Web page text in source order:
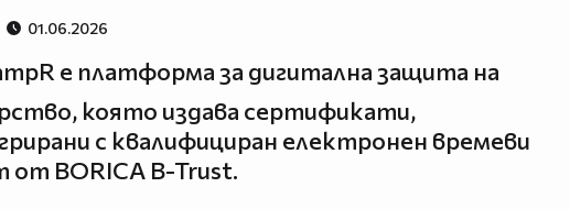
01.06.2026
е платформа за дигитална защита на
която издава сертификати,
с квалифициран електронен времеви
от BORICA B-Trust.